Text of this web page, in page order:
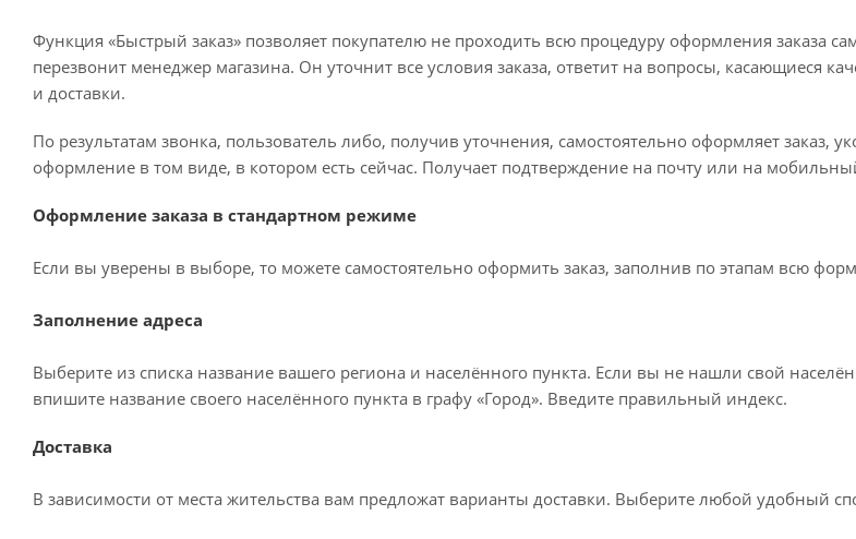
Функция «Быстрый заказ» позволяет покупателю не проходить всю процедуру оформления заказа
перезвонит менеджер магазина. Он уточнит все условия заказа, ответит на вопросы, касающиеся
и доставки.
По результатам звонка, пользователь либо, получив уточнения, самостоятельно оформляет
оформление в том виде, в котором есть сейчас. Получает подтверждение на почту или на
Оформление заказа в стандартном режиме
Если вы уверены в выборе, то можете самостоятельно оформить заказ, заполнив по этапам всю
Заполнение адреса
Выберите из списка название вашего региона и населённого пункта. Если вы не нашли свой
впишите название своего населённого пункта в графу «Город». Введите правильный индекс.
Доставка
В зависимости от места жительства вам предложат варианты доставки. Выберите любой удобный